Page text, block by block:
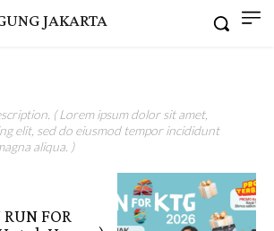
JAKARTA
( Lorem ipsum dolor sit amet,
elit, sed do eiusmod tempor incididunt
aliqua. )
FOR